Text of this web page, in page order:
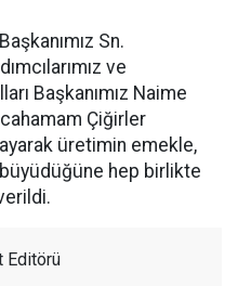
Sn.
ve
Başkanımız Naime
Çiğirler
üretimin emekle,
büyüdüğüne hep birlikte
Editörü